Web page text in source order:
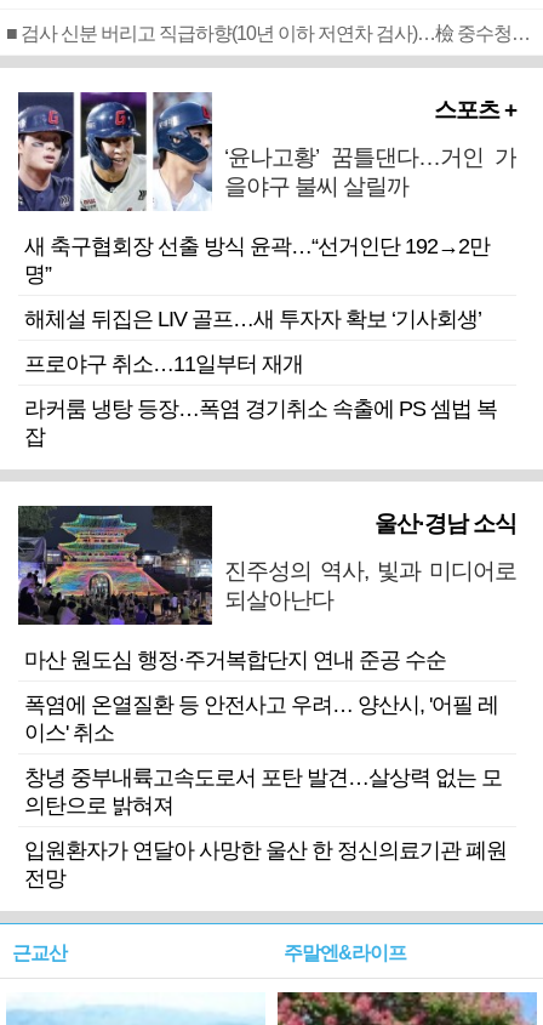
■ 검사 신분 버리고 직급하향(10년 이하 저연차 검사)…檢 중수청행 기피
스포츠 +
‘윤나고황’ 꿈틀댄다…거인 가
을야구 불씨 살릴까
새 축구협회장 선출 방식 윤곽…“선거인단 192→2만
명”
해체설 뒤집은 LIV 골프…새 투자자 확보 ‘기사회생’
프로야구 취소…11일부터 재개
라커룸 냉탕 등장…폭염 경기취소 속출에 PS 셈법 복
잡
울산·경남 소식
진주성의 역사, 빛과 미디어로
되살아난다
마산 원도심 행정·주거복합단지 연내 준공 수순
폭염에 온열질환 등 안전사고 우려… 양산시, '어필 레
이스' 취소
창녕 중부내륙고속도로서 포탄 발견…살상력 없는 모
의탄으로 밝혀져
입원환자가 연달아 사망한 울산 한 정신의료기관 폐원
전망
근교산 주말엔&라이프